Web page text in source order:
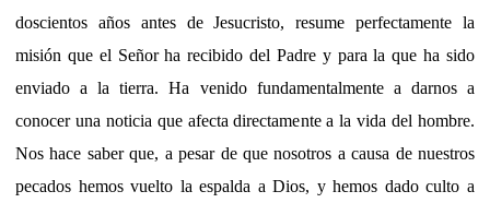
doscientos años antes de Jesucristo, resume perfectamente la
misión que el Señor ha recibido del Padre y para la que ha sido
enviado a la tierra. Ha venido fundamentalmente a darnos a
conocer una noticia que afecta directamente a la vida del hombre.
Nos hace saber que, a pesar de que nosotros a causa de nuestros
pecados hemos vuelto la espalda a Dios, y hemos dado culto a